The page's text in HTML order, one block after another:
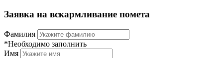
Заявка на вскармливание помета
Фамилия
*Необходимо заполнить
Имя